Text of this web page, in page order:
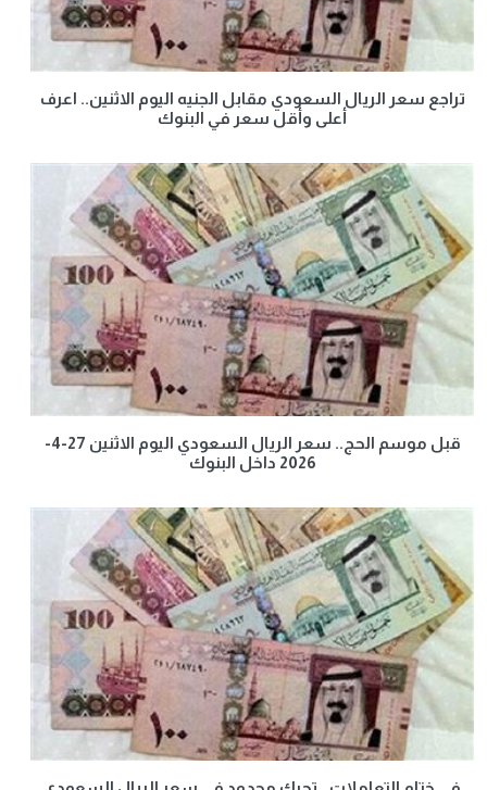
تراجع سعر الريال السعودي مقابل الجنيه اليوم الاثنين.. اعرف
أعلى وأقل سعر في البنوك
قبل موسم الحج.. سعر الريال السعودي اليوم الاثنين 27-4-
2026 داخل البنوك